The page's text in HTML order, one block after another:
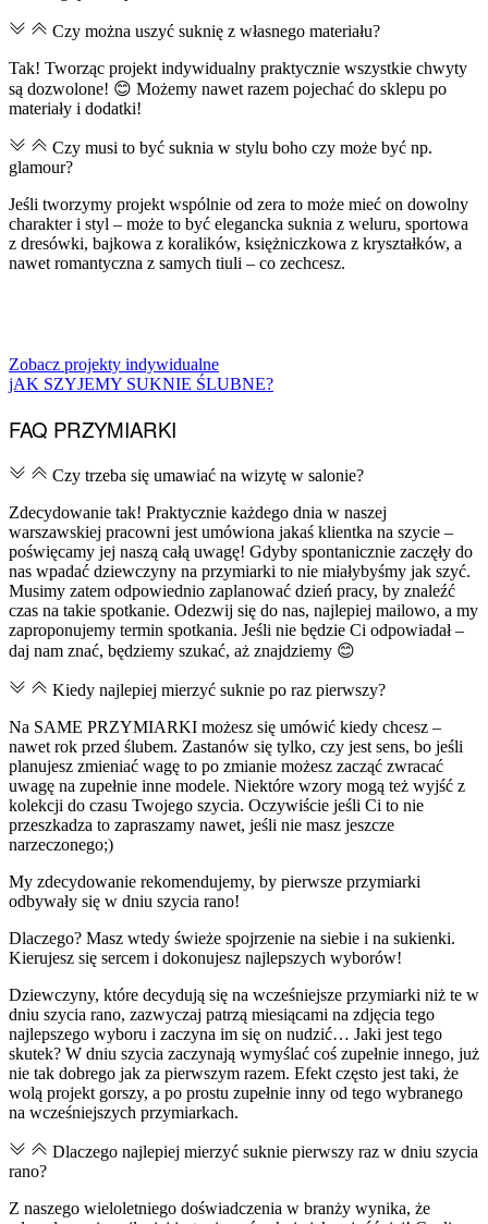
Czy można uszyć suknię z własnego materiału?
Tak! Tworząc projekt indywidualny praktycznie wszystkie chwyty
są dozwolone! 😊 Możemy nawet razem pojechać do sklepu po
materiały i dodatki!
Czy musi to być suknia w stylu boho czy może być np.
glamour?
Jeśli tworzymy projekt wspólnie od zera to może mieć on dowolny
charakter i styl – może to być elegancka suknia z weluru, sportowa
z dresówki, bajkowa z koralików, księżniczkowa z kryształków, a
nawet romantyczna z samych tiuli – co zechcesz.
Zobacz projekty indywidualne
jAK SZYJEMY SUKNIE ŚLUBNE?
FAQ PRZYMIARKI
Czy trzeba się umawiać na wizytę w salonie?
Zdecydowanie tak! Praktycznie każdego dnia w naszej
warszawskiej pracowni jest umówiona jakaś klientka na szycie –
poświęcamy jej naszą całą uwagę! Gdyby spontanicznie zaczęły do
nas wpadać dziewczyny na przymiarki to nie miałybyśmy jak szyć.
Musimy zatem odpowiednio zaplanować dzień pracy, by znaleźć
czas na takie spotkanie. Odezwij się do nas, najlepiej mailowo, a my
zaproponujemy termin spotkania. Jeśli nie będzie Ci odpowiadał –
daj nam znać, będziemy szukać, aż znajdziemy 😊
Kiedy najlepiej mierzyć suknie po raz pierwszy?
Na SAME PRZYMIARKI możesz się umówić kiedy chcesz –
nawet rok przed ślubem. Zastanów się tylko, czy jest sens, bo jeśli
planujesz zmieniać wagę to po zmianie możesz zacząć zwracać
uwagę na zupełnie inne modele. Niektóre wzory mogą też wyjść z
kolekcji do czasu Twojego szycia. Oczywiście jeśli Ci to nie
przeszkadza to zapraszamy nawet, jeśli nie masz jeszcze
narzeczonego;)
My zdecydowanie rekomendujemy, by pierwsze przymiarki
odbywały się w dniu szycia rano!
Dlaczego? Masz wtedy świeże spojrzenie na siebie i na sukienki.
Kierujesz się sercem i dokonujesz najlepszych wyborów!
Dziewczyny, które decydują się na wcześniejsze przymiarki niż te w
dniu szycia rano, zazwyczaj patrzą miesiącami na zdjęcia tego
najlepszego wyboru i zaczyna im się on nudzić… Jaki jest tego
skutek? W dniu szycia zaczynają wymyślać coś zupełnie innego, już
nie tak dobrego jak za pierwszym razem. Efekt często jest taki, że
wolą projekt gorszy, a po prostu zupełnie inny od tego wybranego
na wcześniejszych przymiarkach.
Dlaczego najlepiej mierzyć suknie pierwszy raz w dniu szycia
rano?
Z naszego wieloletniego doświadczenia w branży wynika, że